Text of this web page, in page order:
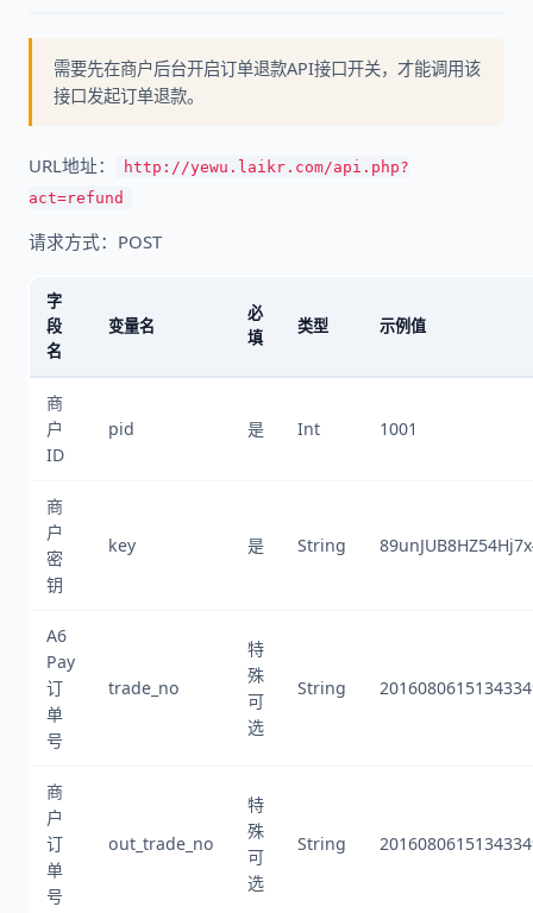
需要先在商户后台开启订单退款API接口开关，才能调用该
接口发起订单退款。
URL地址：
http://yewu.laikr.com/api.php?
act=refund
请求方式：POST
字
段
名
变量名
必
填
类型 示例值
商
户
ID
pid 是 Int 1001
商
户
密
钥
key 是 String
A6
Pay
订
单
号
trade_no
特
殊
可
选
String
商
户
订
单
号
out_trade_no
特
殊
可
选
String